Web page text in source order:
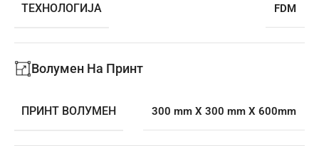
ТЕХНОЛОГИЈА FDM
Волумен На Принт
ПРИНТ ВОЛУМЕН 300 mm X 300 mm X 600mm